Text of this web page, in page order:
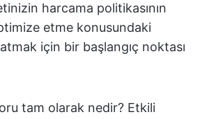
harcama politikasının
etme konusundaki
için bir başlangıç noktası
tam olarak nedir? Etkili